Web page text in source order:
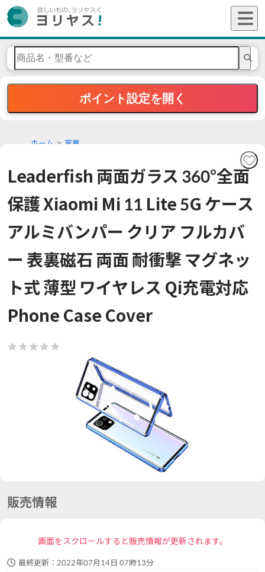
ポイント設定を開く
ホーム 家電
Leaderfish 両面ガラス 360°全面
保護 Xiaomi Mi 11 Lite 5G ケース
アルミバンパー クリア フルカバ
ー 表裏磁石 両面 耐衝撃 マグネッ
ト式 薄型 ワイヤレス Qi充電対応
Phone Case Cover
販売情報
画面をスクロールすると販売情報が更新されます。
最終更新： 2022年07月14日 07時13分